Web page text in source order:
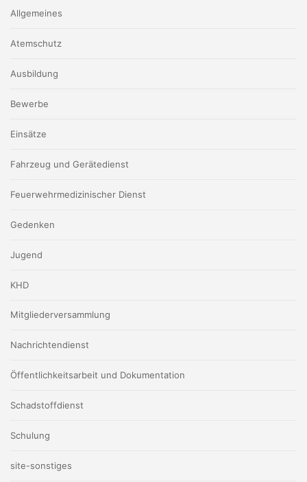
Allgemeines
Atemschutz
Ausbildung
Bewerbe
Einsätze
Fahrzeug und Gerätedienst
Feuerwehrmedizinischer Dienst
Gedenken
Jugend
KHD
Mitgliederversammlung
Nachrichtendienst
Öffentlichkeitsarbeit und Dokumentation
Schadstoffdienst
Schulung
site-sonstiges